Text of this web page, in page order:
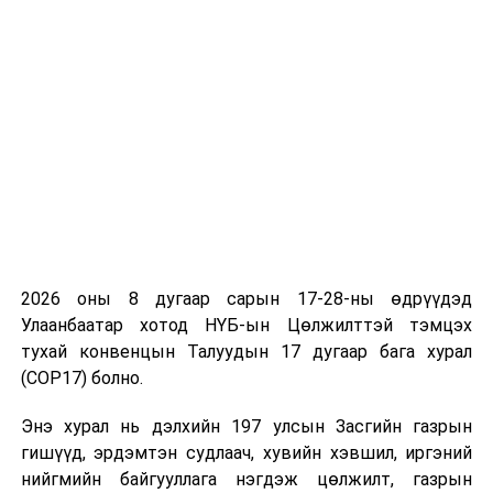
орлоготой ажиллаж төлөвлөгөөг 16 орчим
хувиар давуулан биелүүлсэн,
2020 онд нийт 1 их наяд 5.5 тэрбум төгрөгийн
орлогыг төвлөрүүлсэн.
“Эрдэнэт үйлдвэр”-ийн хамт олон улс орны өмнө
хүлээсэн үүрэг үйлдвэрлэлийн төлөвлөгөөт
үзүүлэлтүүдээ биелүүлэх зорилтоо амжилттай
2026 оны 8 дугаар сарын 17-28-ны өдрүүдэд
Улаанбаатар хотод НҮБ-ын Цөлжилттэй тэмцэх
тухай конвенцын Талуудын 17 дугаар бага хурал
(COP17) болно.
Энэ хурал нь дэлхийн 197 улсын Засгийн газрын
гишүүд, эрдэмтэн судлаач, хувийн хэвшил, иргэний
нийгмийн байгууллага нэгдэж цөлжилт, газрын